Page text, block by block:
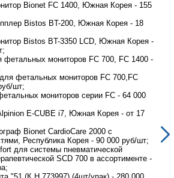
Bionet FC 1400, Южная Корея - 155
Bistos BT-200, Южная Корея - 18
Bistos BT-3350 LCD, Южная Корея -
фетальных мониторов FC 700, FC 1400 -
фетальных мониторов FC 700,FC
шт;
мониторов серии FC - 64 000
E-CUBE i7, Южная Корея - от 17
Bionet CardioCare 2000 с
Республика Корея - 90 000 руб/шт;
для системы пневматической
SCD 700 в ассортименте -